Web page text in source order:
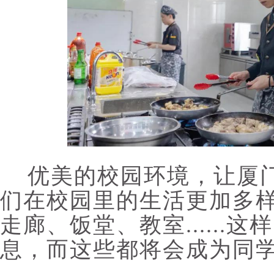
优美的校园环境，让厦
们在校园里的生活更加多
走廊、饭堂、教室......这
息，而这些都将会成为同